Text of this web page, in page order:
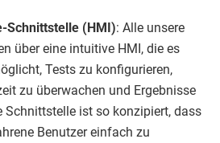
Schnittstelle (HMI): Alle unsere
über eine intuitive HMI, die es
Tests zu konfigurieren,
zu überwachen und Ergebnisse
Schnittstelle ist so konzipiert, dass
Benutzer einfach zu